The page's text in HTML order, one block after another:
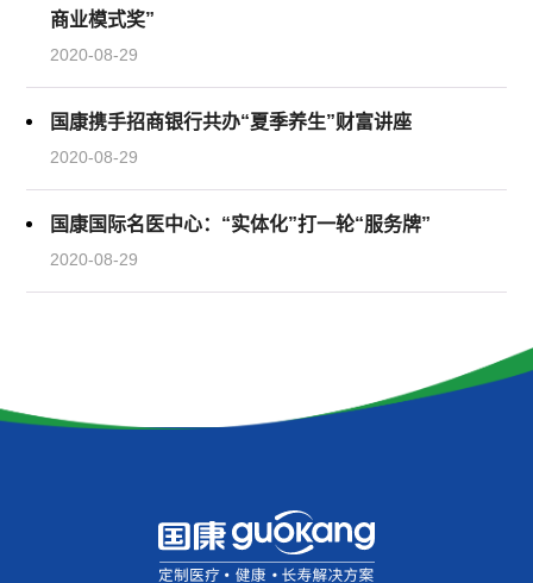
商业模式奖”
2020-08-29
国康携手招商银行共办“夏季养生”财富讲座
2020-08-29
国康国际名医中心：“实体化”打一轮“服务牌”
2020-08-29